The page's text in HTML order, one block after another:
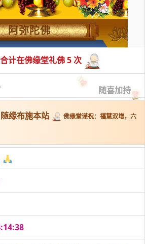
阿弥陀佛
计在佛缘堂礼佛 5 次
随喜加持
随缘布施本站
佛缘堂谨祝：福慧双增，六